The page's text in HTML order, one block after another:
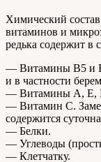
Химический
витаминов и
редька содержит в
— Витамины В5 и
и в частности
— Витамины А, Е,
— Витамин С.
содержится
— Белки.
— Углеводы
— Клетчатку.